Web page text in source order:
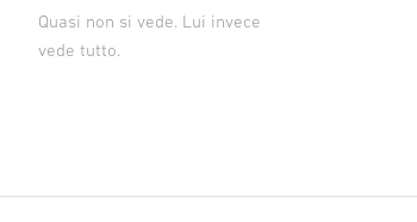
Quasi non si vede. Lui invece
vede tutto.